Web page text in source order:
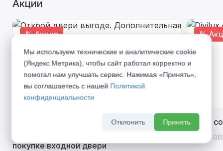
Акции
% Акция
Открой двери выгоде. Дополнительная
скидка 10% на межкомнатные двери при
покупке входной двери
%
Divilux
До 31
Мы используем технические и аналитические cookie
(Яндекс.Метрика), чтобы сайт работал корректно и
помогал нам улучшать сервис. Нажимая «Принять»,
вы соглашаетесь с нашей Политикой
конфиденциальности
Отклонить Принять